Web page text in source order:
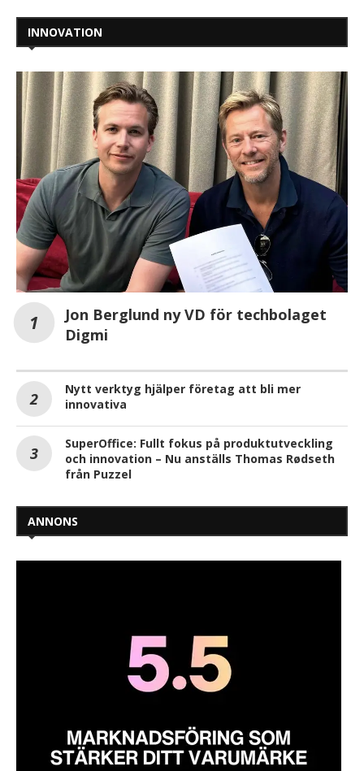
INNOVATION
Jon Berglund ny VD för techbolaget
Digmi
Nytt verktyg hjälper företag att bli mer
innovativa
SuperOffice: Fullt fokus på produktutveckling
och innovation – Nu anställs Thomas Rødseth
från Puzzel
ANNONS